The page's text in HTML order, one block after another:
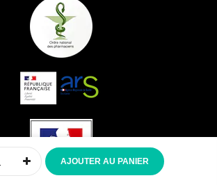
Mon panier
AJOUTER AU PANIER